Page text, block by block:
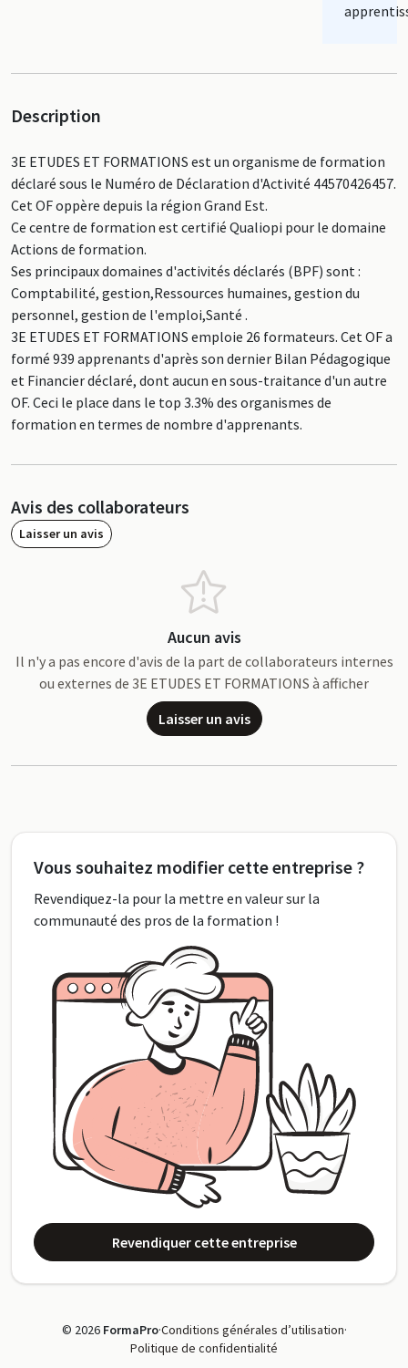
Description
3E ETUDES ET FORMATIONS est un organisme de formation
déclaré sous le Numéro de Déclaration d'Activité 44570426457.
Cet OF oppère depuis la région Grand Est.
Ce centre de formation est certifié Qualiopi pour le domaine
Actions de formation.
Ses principaux domaines d'activités déclarés (BPF) sont :
Comptabilité, gestion,Ressources humaines, gestion du
personnel, gestion de l'emploi,Santé .
3E ETUDES ET FORMATIONS emploie 26 formateurs. Cet OF a
formé 939 apprenants d'après son dernier Bilan Pédagogique
et Financier déclaré, dont aucun en sous-traitance d'un autre
OF. Ceci le place dans le top 3.3% des organismes de
formation en termes de nombre d'apprenants.
Avis des collaborateurs
Laisser un avis
Aucun avis
Il n'y a pas encore d'avis de la part de collaborateurs internes
ou externes de 3E ETUDES ET FORMATIONS à afficher
Laisser un avis
Vous souhaitez modifier cette entreprise ?
Revendiquez-la pour la mettre en valeur sur la
communauté des pros de la formation !
Revendiquer cette entreprise
© 2026 FormaPro·Conditions générales d’utilisation·
Politique de confidentialité